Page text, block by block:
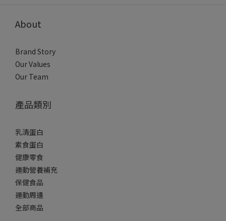
About
Brand Story
Our Values
Our Team
產品類別
乳清蛋白
素食蛋白
健康零食
運動營養補充
保健食品
運動周邊
全部商品